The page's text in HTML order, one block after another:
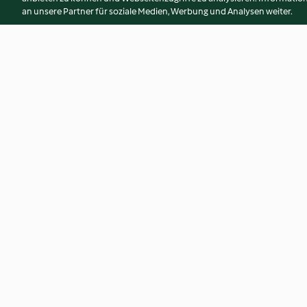
an unsere Partner für soziale Medien, Werbung und Analysen weiter.